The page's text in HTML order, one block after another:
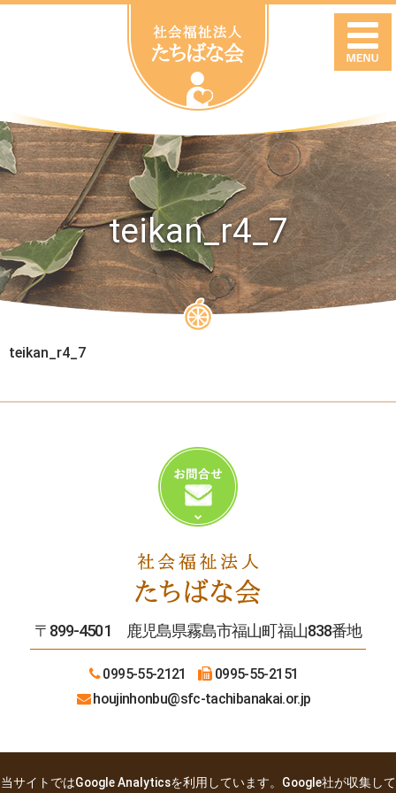
teikan_r4_7
teikan_r4_7
〒899-4501 鹿児島県霧島市福山町福山838番地
0995-55-2121
0995-55-2151
houjinhonbu@sfc-tachibanakai.or.jp
当サイトではGoogle Analyticsを利用しています。Google社が収集して